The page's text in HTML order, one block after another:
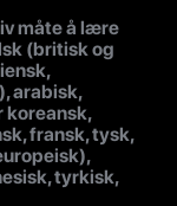
måte å lære
(britisk og
arabisk,
koreansk,
fransk, tysk,
tyrkisk,